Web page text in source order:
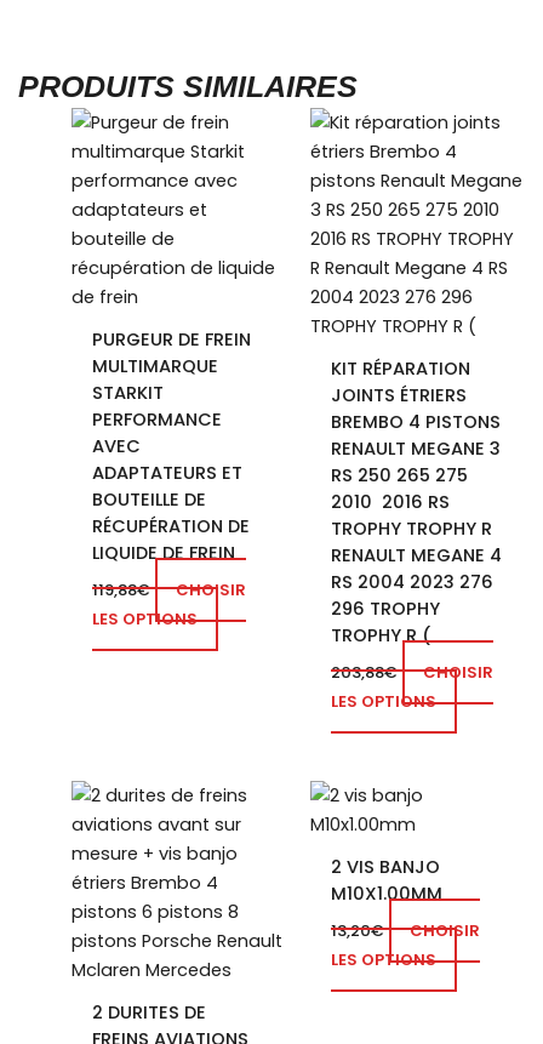
PRODUITS SIMILAIRES
PURGEUR DE FREIN
MULTIMARQUE
STARKIT
PERFORMANCE
AVEC
ADAPTATEURS ET
BOUTEILLE DE
RÉCUPÉRATION DE
LIQUIDE DE FREIN
119,88€
CHOISIR
LES OPTIONS
KIT RÉPARATION
JOINTS ÉTRIERS
BREMBO 4 PISTONS
RENAULT MEGANE 3
RS 250 265 275
2010 2016 RS
TROPHY TROPHY R
RENAULT MEGANE 4
RS 2004 2023 276
296 TROPHY
TROPHY R (
203,88€
CHOISIR
LES OPTIONS
2 DURITES DE
FREINS AVIATIONS
Ce
produit
a
variations.
Les
options
2 VIS BANJO
M10X1.00MM
13,20€
CHOISIR
LES OPTIONS